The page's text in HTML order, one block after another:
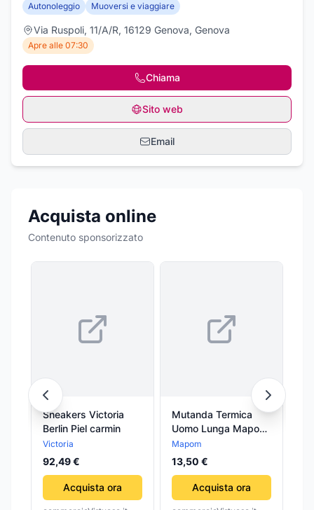
Autonoleggio Muoversi e viaggiare
Via Ruspoli, 11/A/R, 16129 Genova, Genova
Apre alle 07:30
Chiama
Sito web
Email
Acquista online
Contenuto sponsorizzato
Sneakers Victoria
Berlin Piel carmin
Victoria
92,49 €
Acquista ora
Mutanda Termica
Uomo Lunga Mapon
in Lana E Cotone
Mutanda in Lana
Esterna per Uomo
Intimo Invernale
Funzionali
Mapom
13,50 €
Acquista ora